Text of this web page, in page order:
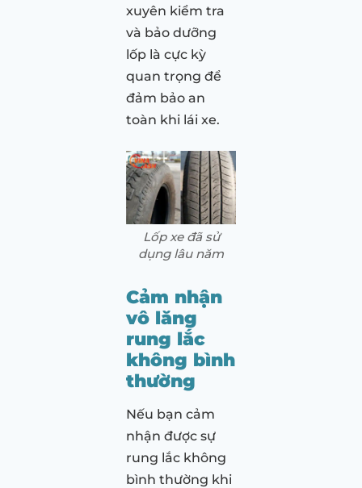
xuyên kiểm tra
và bảo dưỡng
lốp là cực kỳ
quan trọng để
đảm bảo an
toàn khi lái xe.
Lốp xe đã sử
dụng lâu năm
Cảm nhận
vô lăng
rung lắc
không bình
thường
Nếu bạn cảm
nhận được sự
rung lắc không
bình thường khi